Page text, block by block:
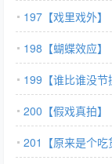
197【戏里戏外】
198【蝴蝶效应】
199【谁比谁没节
200【假戏真拍】
201【原来是个吃